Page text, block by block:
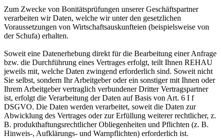
Zum Zwecke von Bonitätsprüfungen unserer Geschäftspartner
verarbeiten wir Daten, welche wir unter den gesetzlichen
Voraussetzungen von Wirtschafts­auskunfteien (beispielsweise von
der Schufa) erhalten.
Soweit eine Datenerhebung direkt für die Bearbeitung einer Anfrage
bzw. die Durchführung eines Vertrages erfolgt, teilt Ihnen REHAU
jeweils mit, welche Daten zwingend erforderlich sind. Soweit nicht
Sie selbst, sondern Ihr Arbeitgeber oder ein sonstiger mit Ihnen oder
Ihrem Arbeitgeber vertraglich verbundener Dritter Vertragspartner
ist, erfolgt die Verarbeitung der Daten auf Basis von Art. 6 I f
DSGVO. Die Daten werden verarbeitet, soweit die Daten zur
Abwicklung des Vertrages oder zur Erfüllung weiterer rechtlicher, z.
B. produkthaftungs­rechtlicher Obliegenheiten und Pflichten (z. B.
Hinweis-, Aufklärungs- und Warnpflichten) erforderlich ist.